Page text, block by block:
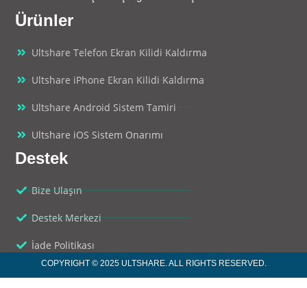
Ürünler
Ultshare Telefon Ekran Kilidi Kaldırma
Ultshare iPhone Ekran Kilidi Kaldırma
Ultshare Android Sistem Tamiri
Ultshare iOS Sistem Onarımı
Destek
Bize Ulaşın
Destek Merkezi
İade Politikası
COPYRIGHT © 2025 ULTSHARE. ALL RIGHTS RESERVED.